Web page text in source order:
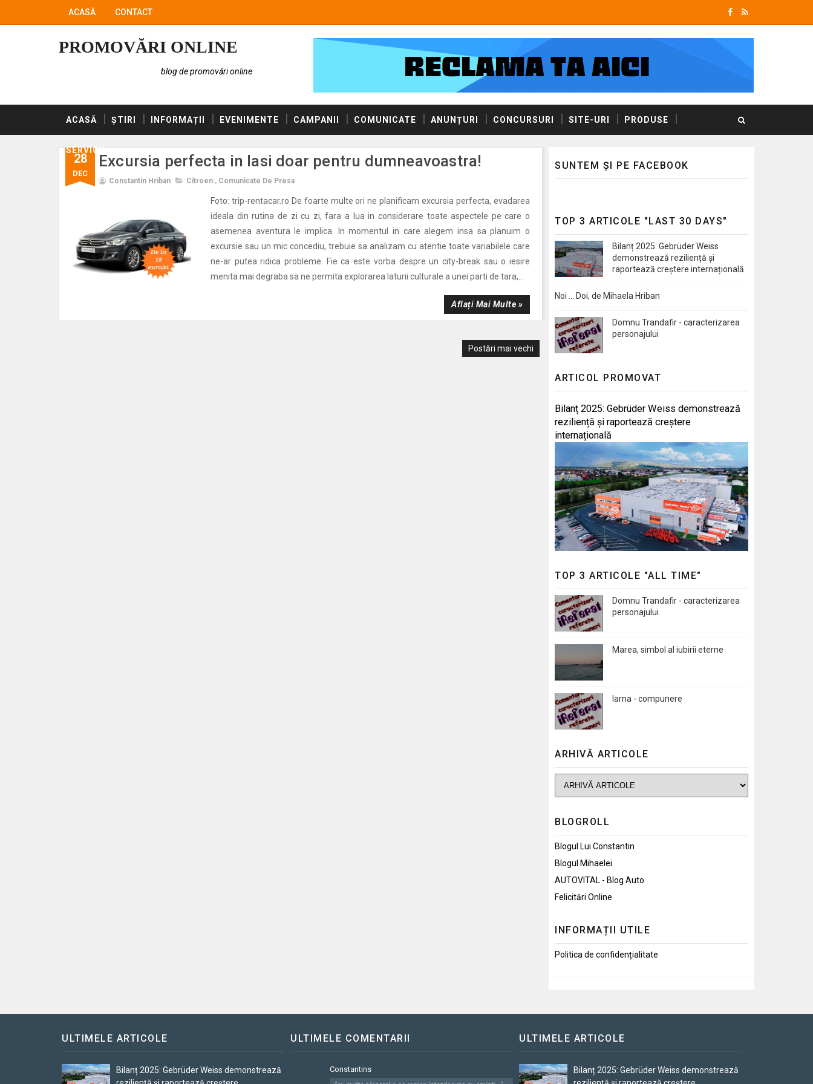
ACASĂ CONTACT
PROMOVĂRI ONLINE
blog de promovări online
ACASĂ ȘTIRI INFORMAȚII EVENIMENTE CAMPANII COMUNICATE ANUNȚURI CONCURSURI SITE-URI PRODUSE
SERVICII
28
DEC
Excursia perfecta in Iasi doar pentru dumneavoastra!
Constantin Hriban Citroen , Comunicate De Presa
Foto: trip-rentacar.ro De foarte multe ori ne planificam excursia perfecta, evadarea
ideala din rutina de zi cu zi, fara a lua in considerare toate aspectele pe care o
asemenea aventura le implica. In momentul in care alegem insa sa planuim o
excursie sau un mic concediu, trebuie sa analizam cu atentie toate variabilele care
ne-ar putea ridica probleme. Fie ca este vorba despre un city-break sau o iesire
menita mai degraba sa ne permita explorarea laturii culturale a unei parti de tara,...
Aflați Mai Multe »
Postări mai vechi
SUNTEM ȘI PE FACEBOOK
TOP 3 ARTICOLE "LAST 30 DAYS"
Bilanț 2025: Gebrüder Weiss
demonstrează reziliență și
raportează creștere internațională
Noi … Doi, de Mihaela Hriban
Domnu Trandafir - caracterizarea
personajului
ARTICOL PROMOVAT
Bilanț 2025: Gebrüder Weiss demonstrează
reziliență și raportează creștere
internațională
TOP 3 ARTICOLE "ALL TIME"
Domnu Trandafir - caracterizarea
personajului
Marea, simbol al iubirii eterne
Iarna - compunere
ARHIVĂ ARTICOLE
BLOGROLL
Blogul Lui Constantin
Blogul Mihaelei
AUTOVITAL - Blog Auto
Felicitări Online
INFORMAȚII UTILE
Politica de confidențialitate
ULTIMELE ARTICOLE
Bilanț 2025: Gebrüder Weiss demonstrează
ULTIMELE COMENTARII
Constantins
ULTIMELE ARTICOLE
Bilanț 2025: Gebrüder Weiss demonstrează